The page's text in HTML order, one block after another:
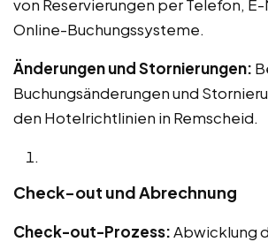
von Reservierungen per Telefon,
Online-Buchungssysteme.
Änderungen und Stornierungen:
Buchungsänderungen und
den Hotelrichtlinien in Remscheid.
Check-out und Abrechnung
Check-out-Prozess:Abwicklung